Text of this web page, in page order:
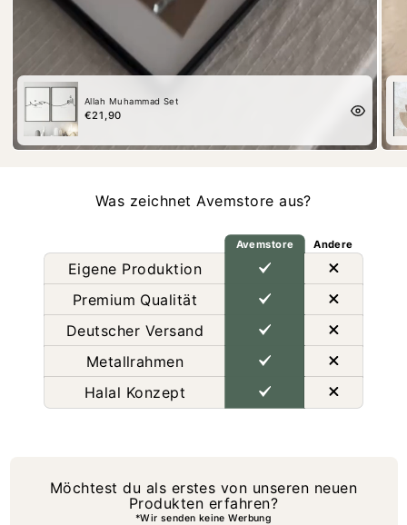
Allah Muhammad Set
€21,90
Was zeichnet Avemstore aus?
Avemstore Andere
Eigene Produktion
Premium Qualität
Deutscher Versand
Metallrahmen
Halal Konzept
Möchtest du als erstes von unseren neuen
Produkten erfahren?
*Wir senden keine Werbung